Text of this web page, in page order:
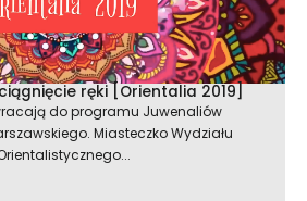
ręki [Orientalia 2019]
do programu Juwenaliów
Miasteczko Wydziału